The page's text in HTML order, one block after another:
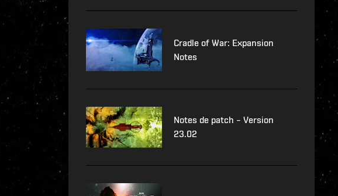
Cradle of War: Expansion
Notes
Notes de patch – Version
23.02